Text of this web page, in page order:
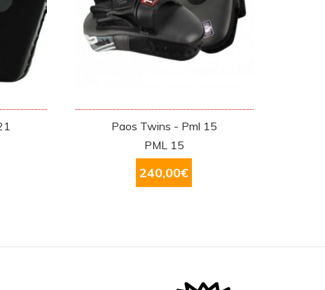
Paos Twins - Pml 15
PML 15
240,00€